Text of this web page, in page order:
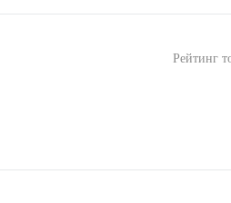
Рейтинг